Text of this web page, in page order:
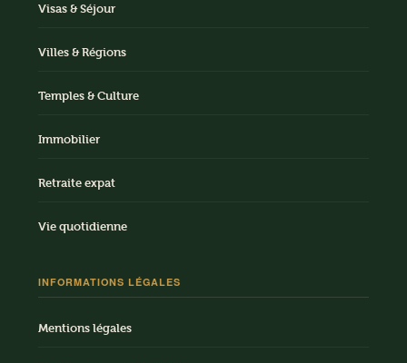
Visas & Séjour
Villes & Régions
Temples & Culture
Immobilier
Retraite expat
Vie quotidienne
INFORMATIONS LÉGALES
Mentions légales